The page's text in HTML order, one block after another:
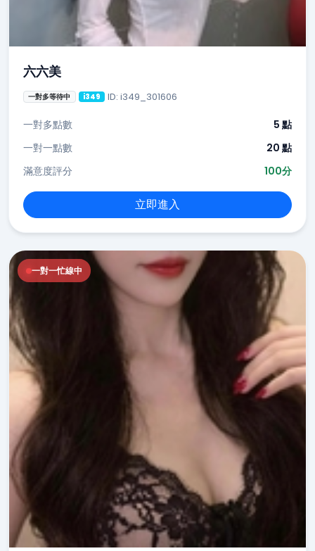
六六美
一對多等待中 i349 ID: i349_301606
一對多點數
5 點
一對一點數
20 點
滿意度評分
100分
立即進入
一對一忙線中